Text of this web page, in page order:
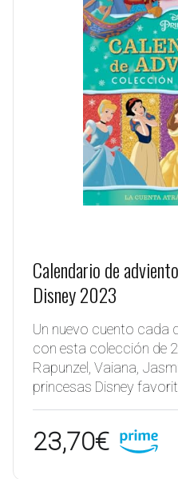
Calendario de
Disney 2023
Un nuevo cuento cada
con esta colección de
Rapunzel, Vaiana,
princesas Disney
23,70€